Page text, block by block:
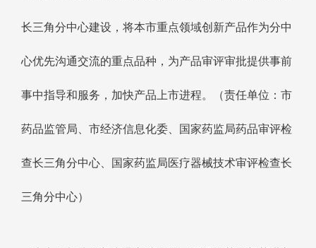
长三角分中心建设，将本市重点领域创新产品作为分中
心优先沟通交流的重点品种，为产品审评审批提供事前
事中指导和服务，加快产品上市进程。（责任单位：市
药品监管局、市经济信息化委、国家药监局药品审评检
查长三角分中心、国家药监局医疗器械技术审评检查长
三角分中心）